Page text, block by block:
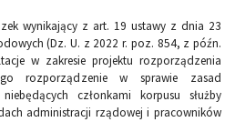
wynikający z art. 19 ustawy z dnia 23
(Dz. U. z 2022 r. poz. 854, z późn.
w zakresie projektu rozporządzenia
rozporządzenie w sprawie zasad
członkami korpusu służby
administracji rządowej i pracowników